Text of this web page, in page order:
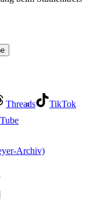
Threads
TikTok
Archiv)